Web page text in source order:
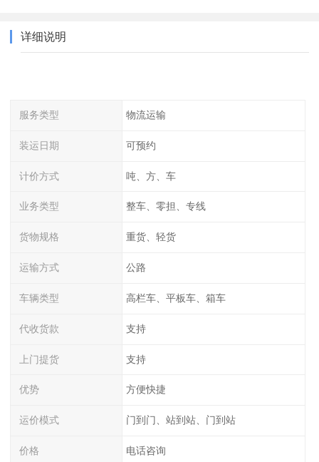
详细说明
服务类型 物流运输
装运日期 可预约
计价方式 吨、方、车
业务类型 整车、零担、专线
货物规格 重货、轻货
运输方式 公路
车辆类型 高栏车、平板车、箱车
代收货款 支持
上门提货 支持
优势 方便快捷
运价模式 门到门、站到站、门到站
价格 电话咨询